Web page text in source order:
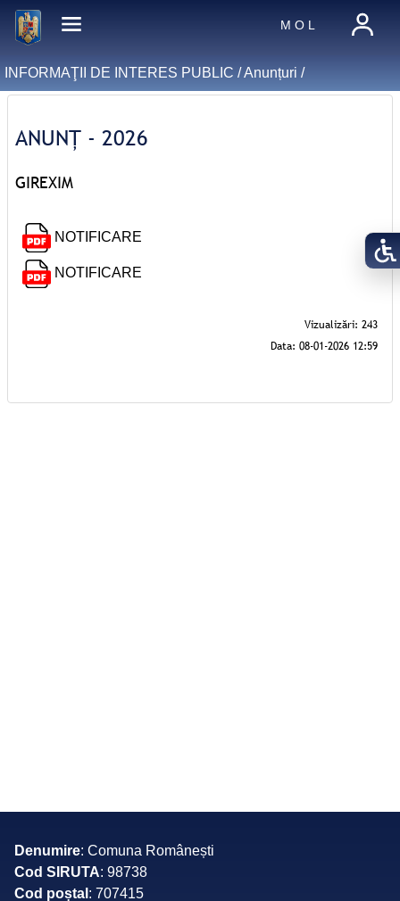
M O L
INFORMAŢII DE INTERES PUBLIC /Anunțuri /
ANUNȚ - 2026
GIREXIM
NOTIFICARE
NOTIFICARE
Denumire: Comuna Românești
Cod SIRUTA: 98738
Cod poștal : 707415